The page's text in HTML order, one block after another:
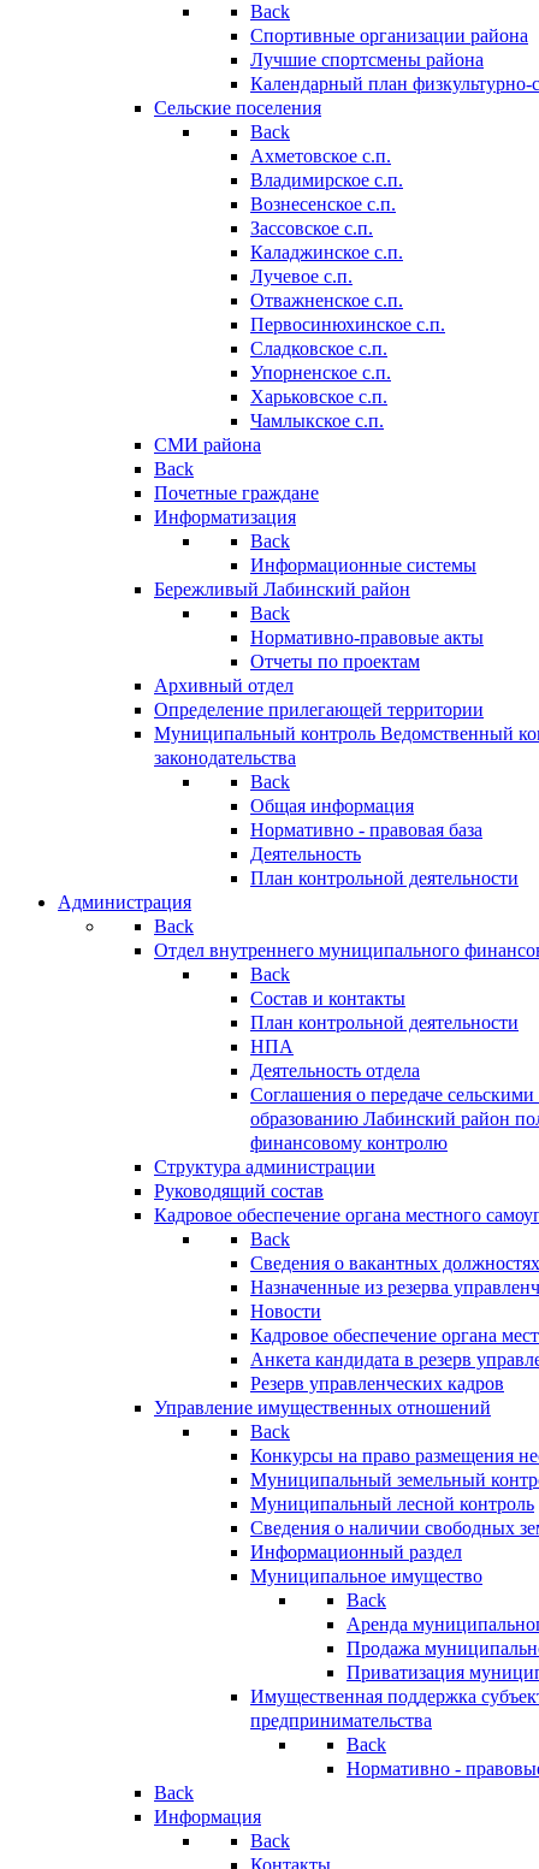
Back
Спортивные организации района
Лучшие спортсмены района
Календарный план
Сельские поселения
Back
Ахметовское с.п.
Владимирское с.п.
Вознесенское с.п.
Зассовское с.п.
Каладжинское с.п.
Лучевое с.п.
Отважненское с.п.
Первосинюхинское с.п.
Сладковское с.п.
Упорненское с.п.
Харьковское с.п.
Чамлыкское с.п.
СМИ района
Back
Почетные граждане
Информатизация
Back
Информационные системы
Бережливый Лабинский район
Back
Нормативно-правовые акты
Отчеты по проектам
Архивный отдел
Определение прилегающей территории
Муниципальный контроль Ведомственный
законодательства
Back
Общая информация
Нормативно - правовая база
Деятельность
План контрольной деятельности
Администрация
Back
Отдел внутреннего муниципального
Back
Состав и контакты
План контрольной деятельности
НПА
Деятельность отдела
Соглашения о передаче
образованию Лабинский район
финансовому контролю
Структура администрации
Руководящий состав
Кадровое обеспечение органа местного
Back
Сведения о вакантных
Назначенные из резерва
Новости
Кадровое обеспечение органа
Анкета кандидата в резерв
Резерв управленческих кадров
Управление имущественных отношений
Back
Конкурсы на право размещения
Муниципальный земельный
Муниципальный лесной контроль
Сведения о наличии свободных
Информационный раздел
Муниципальное имущество
Back
Аренда
Продажа
Приватизация
Имущественная поддержка
предпринимательства
Back
Нормативно -
Back
Информация
Back
Контакты